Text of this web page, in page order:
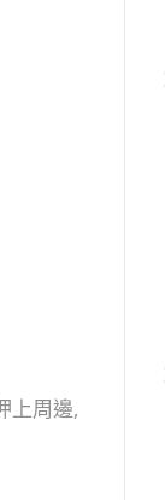
上周邊,